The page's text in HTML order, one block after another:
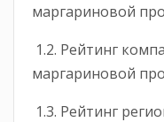
маргариновой
1.2. Рейтинг
маргариновой
1.3. Рейтинг